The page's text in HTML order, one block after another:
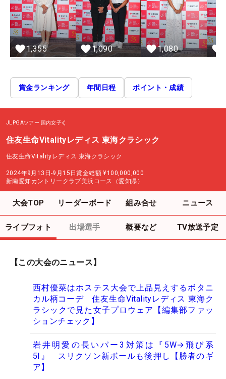
1,355 1,090 1,080
賞金ランキング 年間日程 ポイント・成績
JLPGAツアー 国内女子
住友生命Vitalityレディス 東海クラシック
住友生命Vitalityレディス 東海クラシック
2024年9月13日-9月15日賞金総額 ¥100,000,000
新南愛知カントリークラブ美浜コース（愛知県）
大会TOP リーダーボード 組み合せ ニュース
ライブフォト 出場選手 概要など TV放送予定
【この大会のニュース】
西村優菜はホステス大会で上品見えするボタニ
カル柄コーデ 住友生命Vitalityレディス 東海ク
ラシックで見た女子プロウェア【編集部ファッ
ションチェック】
岩井明愛の長いパー3対策は『5W→飛び系
5I』 スリクソン新ボールも後押し【勝者のギ
ア】